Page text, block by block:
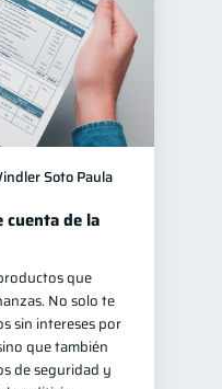
Soto Paula
cuenta de la
que
No solo te
sin intereses por
que también
de seguridad y